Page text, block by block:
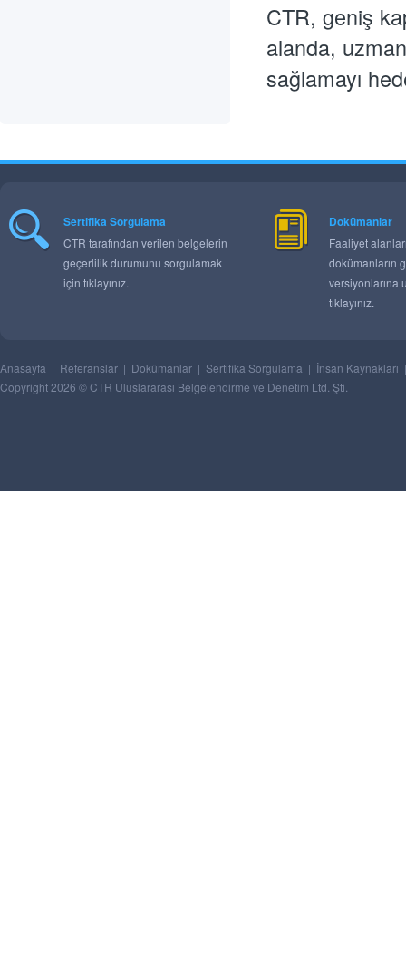
CTR, geniş
alanda,
sağlamayı
Sertifika Sorgulama
CTR tarafından verilen belgelerin
geçerlilik durumunu sorgulamak
için tıklayınız.
Dokümanlar
Faaliyet
dokümanların
versiyonlarına
tıklayınız.
Anasayfa | Referanslar | Dokümanlar | Sertifika Sorgulama | İnsan Kaynakları
Copyright 2026 © CTR Uluslararası Belgelendirme ve Denetim Ltd. Şti.